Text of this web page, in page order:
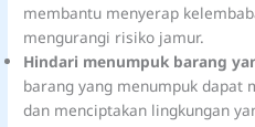
membantu menyerap
mengurangi risiko jamur.
Hindari menumpuk barang
barang yang menumpuk dapat
dan menciptakan lingkungan